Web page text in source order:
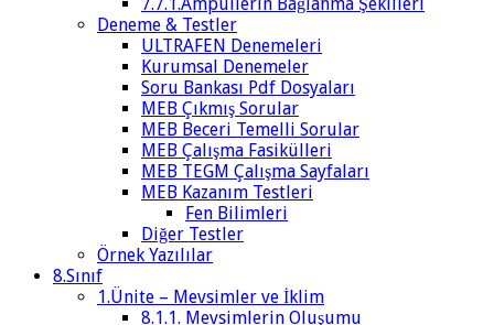
Deneme & Testler
ULTRAFEN Denemeleri
Kurumsal Denemeler
Soru Bankası Pdf Dosyaları
MEB Çıkmış Sorular
MEB Beceri Temelli Sorular
MEB Çalışma Fasikülleri
MEB TEGM Çalışma Sayfaları
MEB Kazanım Testleri
Fen Bilimleri
Diğer Testler
Örnek Yazılılar
8.Sınıf
1.Ünite – Mevsimler ve İklim
8.1.1. Mevsimlerin Oluşumu